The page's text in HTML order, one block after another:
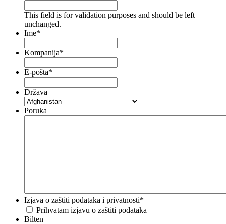
This field is for validation purposes and should be left
unchanged.
Ime*
Kompanija*
E-pošta*
Država
Poruka
Izjava o zaštiti podataka i privatnosti*
Prihvatam izjavu o zaštiti podataka
Bilten